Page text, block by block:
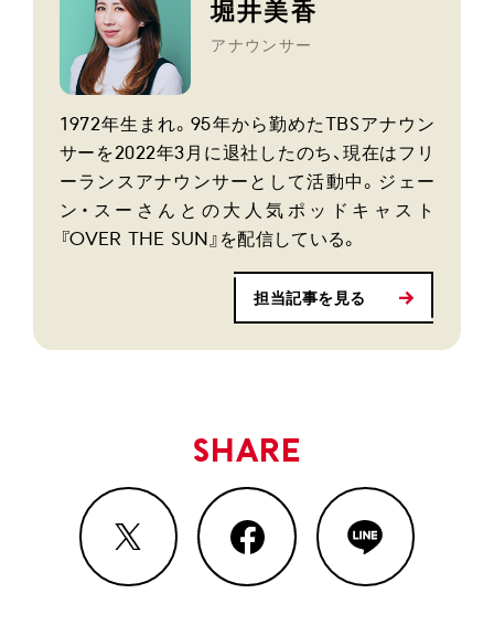
堀井美香
アナウンサー
1972年生まれ。95年から勤めたTBSアナウン
サーを2022年3月に退社したのち、現在はフリ
ーランスアナウンサーとして活動中。ジェー
ン・スーさんとの大人気ポッドキャスト
『OVER THE SUN』を配信している。
担当記事を見る
SHARE